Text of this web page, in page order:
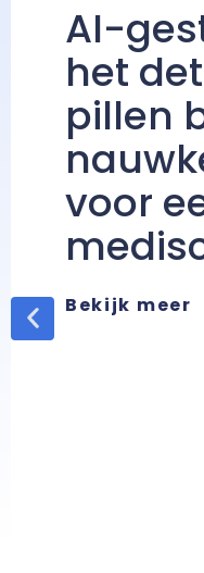
AI-
het
pillen
voor
Bekijk meer